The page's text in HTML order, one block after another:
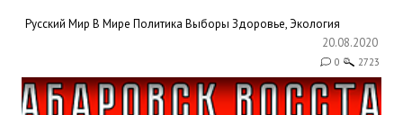
Русский Мир В Мире Политика Выборы Здоровье, Экология
20.08.2020
0 2723